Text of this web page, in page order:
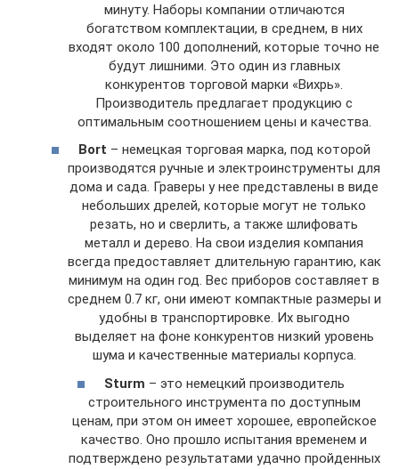
минуту. Наборы компании отличаются
богатством комплектации, в среднем, в них
входят около 100 дополнений, которые точно не
будут лишними. Это один из главных
конкурентов торговой марки «Вихрь».
Производитель предлагает продукцию с
оптимальным соотношением цены и качества.
Bort – немецкая торговая марка, под которой
производятся ручные и электроинструменты для
дома и сада. Граверы у нее представлены в виде
небольших дрелей, которые могут не только
резать, но и сверлить, а также шлифовать
металл и дерево. На свои изделия компания
всегда предоставляет длительную гарантию, как
минимум на один год. Вес приборов составляет в
среднем 0.7 кг, они имеют компактные размеры и
удобны в транспортировке. Их выгодно
выделяет на фоне конкурентов низкий уровень
шума и качественные материалы корпуса.
Sturm – это немецкий производитель
строительного инструмента по доступным
ценам, при этом он имеет хорошее, европейское
качество. Оно прошло испытания временем и
подтверждено результатами удачно пройденных